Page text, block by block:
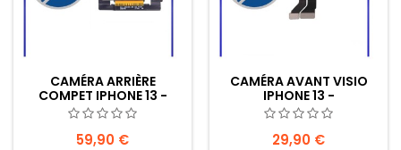
CAMÉRA ARRIÈRE
COMPET IPHONE 13 -
EMPPLACEMENT: Z02-
R15-B553
59,90 €
CAMÉRA AVANT VISIO
IPHONE 13 -
EMPLACEMENT: Z02-R15-
B553
29,90 €